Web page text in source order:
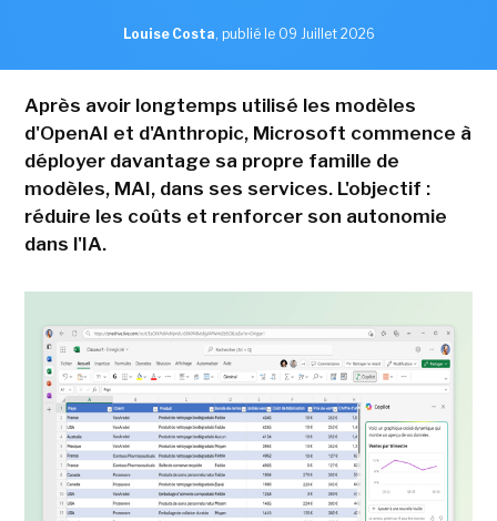
Louise Costa, publié le 09 Juillet 2026
Après avoir longtemps utilisé les modèles
d'OpenAI et d'Anthropic, Microsoft commence à
déployer davantage sa propre famille de
modèles, MAI, dans ses services. L'objectif :
réduire les coûts et renforcer son autonomie
dans l'IA.